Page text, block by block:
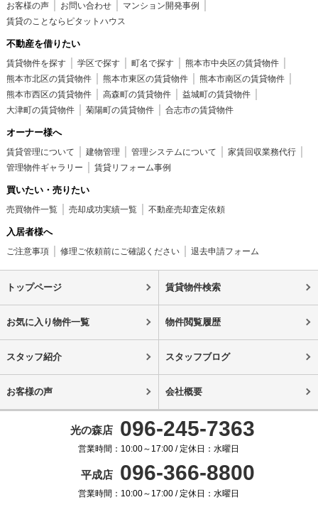
お客様の声
お問い合わせ
マンション開発事例
賃貸のことならピタットハウス
不動産を借りたい
賃貸物件を探す 学区で探す 町名で探す
熊本市中央区の賃貸物件
熊本市北区の賃貸物件
熊本市東区の賃貸物件
熊本市南区の賃貸物件
熊本市西区の賃貸物件
高森町の賃貸物件
益城町の賃貸物件
大津町の賃貸物件
菊陽町の賃貸物件 合志市の賃貸物件
オーナー様へ
賃貸管理について 建物管理 管理システムについて
家賃回収業務代行
管理物件ギャラリー
賃貸リフォーム事例
買いたい・売りたい
売買物件一覧 売却成功実績一覧 不動産売却査定依頼
入居者様へ
ご注意事項 修理ご依頼前にご確認ください 退去申請フォーム
トップページ 賃貸物件検索
お気に入り物件一覧 物件閲覧履歴
スタッフ紹介 スタッフブログ
お客様の声 会社概要
光の森店 096-245-7363
営業時間：10:00～17:00 / 定休日：水曜日
平成店 096-366-8800
営業時間：10:00～17:00 / 定休日：水曜日